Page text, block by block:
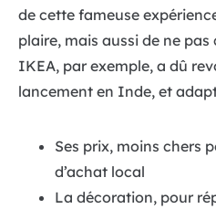
de cette fameuse
plaire, mais aussi de ne
IKEA, par exemple, a dû
lancement en Inde, et
Ses prix, moins chers
d’achat local
La décoration, pour